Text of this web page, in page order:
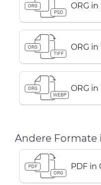
ORG
PSD
ORG
ORG
TIFF
ORG
ORG
WEBP
ORG
Andere Formate
PDF
ORG
PDF in